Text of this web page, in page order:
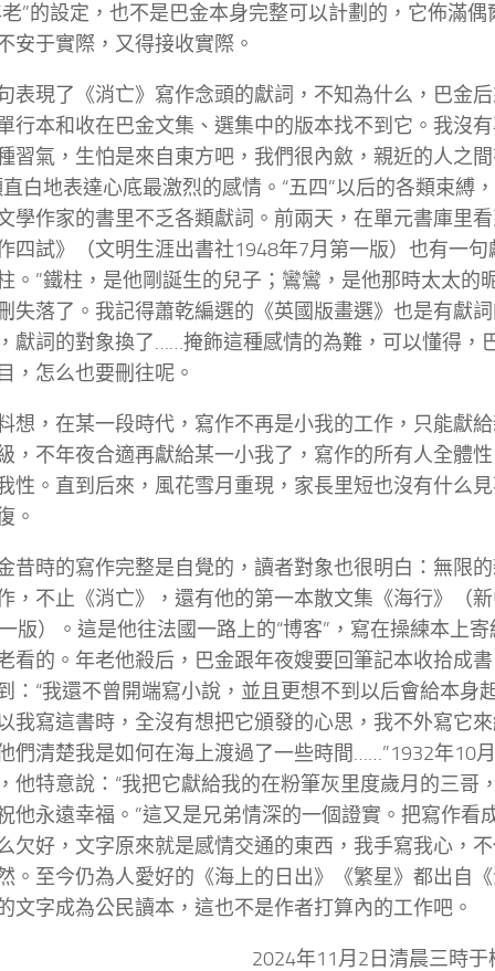
老”的設定，也不是巴金本身完整可以計劃的，它佈滿
安于實際，又得接收實際。
表現了《消亡》寫作念頭的獻詞，不知為什么，巴金
行本和收在巴金文集、選集中的版本找不到它。我沒
習氣，生怕是來自東方吧，我們很內斂，親近的人之
直白地表達心底最激烈的感情。“五四”以后的各類束縛
學作家的書里不乏各類獻詞。前兩天，在單元書庫里
四試》（文明生涯出書社1948年7月第一版）也有一句
。”鐵柱，是他剛誕生的兒子；鸞鸞，是他那時太太的
失落了。我記得蕭乾編選的《英國版畫選》也是有獻
獻詞的對象換了……掩飾這種感情的為難，可以懂得，
，怎么也要刪往呢。
想，在某一段時代，寫作不再是小我的工作，只能獻
，不年夜合適再獻給某一小我了，寫作的所有人全體
性。直到后來，風花雪月重現，家長里短也沒有什么
。
昔時的寫作完整是自覺的，讀者對象也很明白：無限
，不止《消亡》，還有他的第一本散文集《海行》（
版）。這是他往法國一路上的“博客”，寫在操練本上
看的。年老他殺后，巴金跟年夜嫂要回筆記本收拾成
：“我還不曾開端寫小說，並且更想不到以后會給本身
我寫這書時，全沒有想把它頒發的心思，我不外寫它
們清楚我是如何在海上渡過了一些時間……”1932年10
他特意說：“我把它獻給我的在粉筆灰里度歲月的三哥
他永遠幸福。”這又是兄弟情深的一個證實。把寫作看
欠好，文字原來就是感情交通的東西，我手寫我心，
。至今仍為人愛好的《海上的日出》《繁星》都出自
文字成為公民讀本，這也不是作者打算內的工作吧。
2024年11月2日清晨三時于